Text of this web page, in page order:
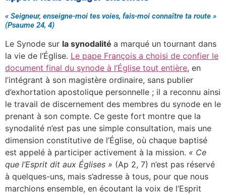
« Seigneur, enseigne-moi tes voies, fais-moi connaître ta route »
(Psaume 24, 4)
Le Synode sur la synodalité a marqué un tournant dans
la vie de l’Église. Le pape François a choisi de confier le
document final du synode à l’Église tout entière, en
l’intégrant à son magistère ordinaire, sans publier
d’exhortation apostolique personnelle ; il a reconnu ainsi
le travail de discernement des membres du synode en le
prenant à son compte. Ce geste fort montre que la
synodalité n’est pas une simple consultation, mais une
dimension constitutive de l’Église, où chaque baptisé
est appelé à participer activement à la mission. « Ce
que l’Esprit dit aux Églises » (Ap 2, 7) n’est pas réservé
à quelques-uns, mais s’adresse à tous, pour que nous
marchions ensemble, en écoutant la voix de l’Esprit